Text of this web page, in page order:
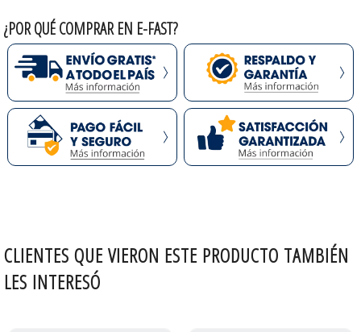
¿POR QUÉ COMPRAR EN E-FAST?
CLIENTES QUE VIERON ESTE PRODUCTO TAMBIÉN
LES INTERESÓ